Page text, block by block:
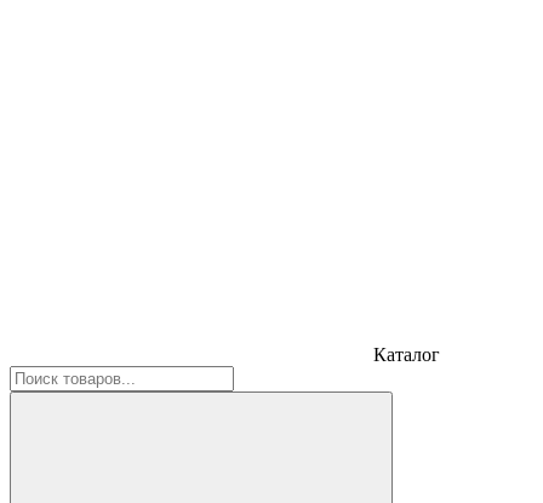
Каталог